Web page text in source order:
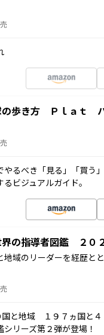
歩き方 Ｐｌａｔ
やるべき「見る」「買う
ビジュアルガイド。
の指導者図鑑 ２０
地域のリーダーを経歴と
国と地域 １９７ヵ国と
シリーズ第２弾が登場！